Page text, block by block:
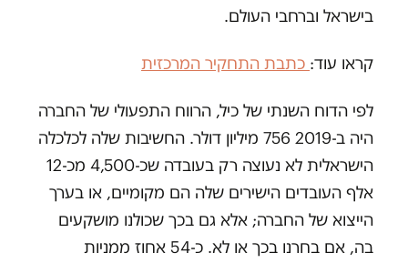
בישראל וברחבי העולם.
קראו עוד: כתבת התחקיר המרכזית
לפי הדוח השנתי של כיל, הרווח התפעולי של החברה
היה ב-2019 756 מיליון דולר. החשיבות שלה לכלכלה
הישראלית לא נעוצה רק בעובדה שכ-4,500 מכ-12
אלף העובדים הישירים שלה הם מקומיים, או בערך
הייצוא של החברה; אלא גם בכך שכולנו מושקעים
בה, אם בחרנו בכך או לא. כ-54 אחוז ממניות